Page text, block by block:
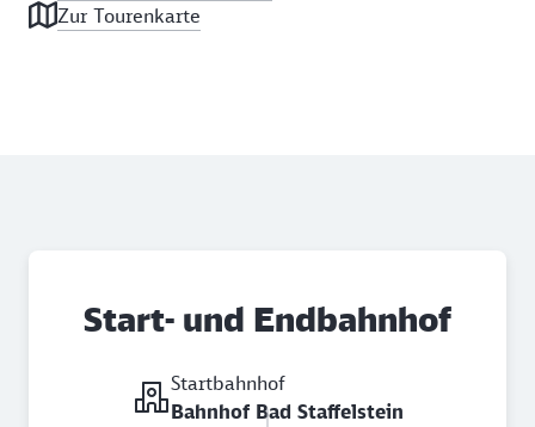
Zur Tourenkarte
Start- und Endbahnhof
Startbahnhof
Bahnhof Bad Staffelstein